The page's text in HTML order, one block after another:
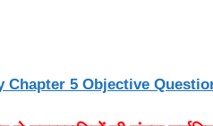
Chapter 5 Objective